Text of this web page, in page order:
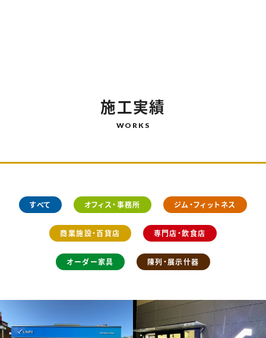
施工実績
WORKS
すべて オフィス・事務所 ジム・フィットネス
商業施設・百貨店 専門店・飲食店
オーダー家具 陳列・展示什器